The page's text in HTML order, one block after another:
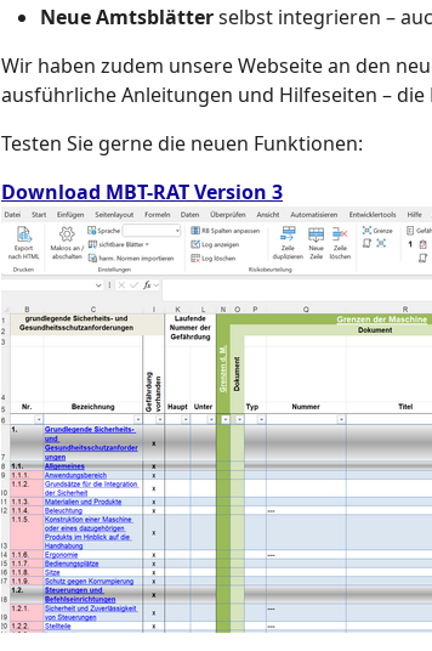
Neue Amtsblätterselbst integrieren –
Wir haben zudem unsere Webseite an den
ausführliche Anleitungen und Hilfeseiten –
Testen Sie gerne die neuen Funktionen:
Download MBT-RAT Version 3